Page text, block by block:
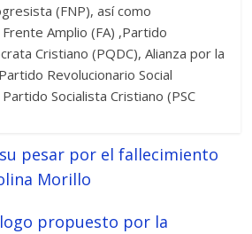
(FNP), así como
Amplio (FA) ,Partido
Cristiano (PQDC), Alianza por la
Revolucionario Social
Socialista Cristiano (PSC
pesar por el fallecimiento
Morillo
propuesto por la